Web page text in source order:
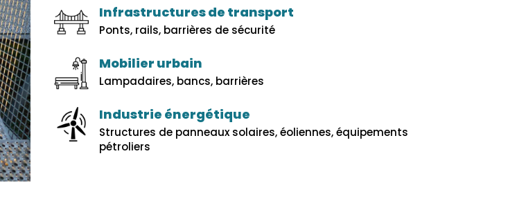
Infrastructures de transport
Ponts, rails, barrières de sécurité
Mobilier urbain
Lampadaires, bancs, barrières
Industrie énergétique
Structures de panneaux solaires, éoliennes, équipements
pétroliers